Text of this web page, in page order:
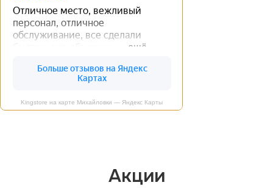
Kingstore на карте Михайловки — Яндекс Карты
Акции